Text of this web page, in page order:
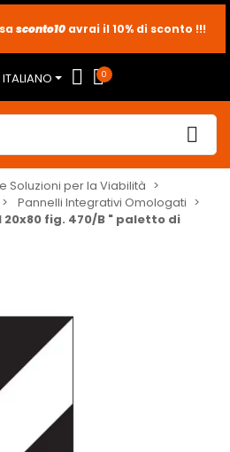
sconto2
sconto5
sconto10
ITALIANO 0
Soluzioni per la Viabilità
Pannelli Integrativi Omologati
20x80 fig. 470/B " paletto di